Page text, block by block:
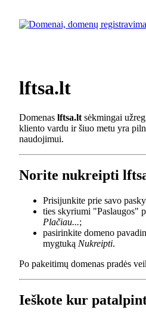
lftsa.lt
Domenas lftsa.lt sėkmingai
kliento vardu ir šiuo metu yra
naudojimui.
Norite nukreipti
Prisijunkite prie savo
ties skyriumi "Paslaugos"
Plačiau...;
pasirinkite domeno
mygtuką Nukreipti.
Po pakeitimų domenas pradės
Ieškote kur